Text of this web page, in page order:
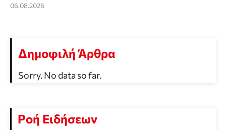
06.08.2026
Δημοφιλή Άρθρα
Sorry. No data so far.
Ροή Ειδήσεων